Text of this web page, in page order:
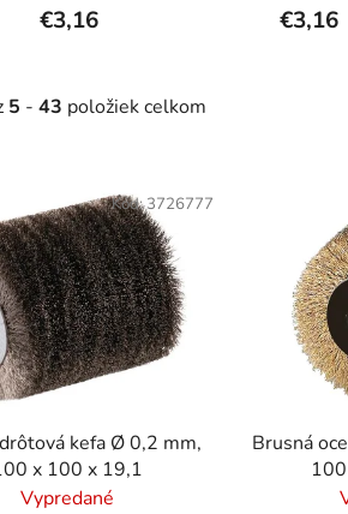
€3,16 €3,16
5 - 43 položiek celkom
kefa Ø 0,2 mm,
x 100 x 19,1
Vypredané
Kód:3726777
Brusná